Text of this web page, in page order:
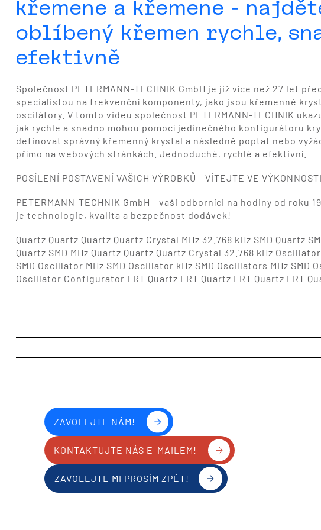
křemene a křemene -
oblíbený křemen rychle,
efektivně
Společnost PETERMANN-TECHNIK GmbH je již více než 27 let
specialistou na frekvenční komponenty, jako jsou křemenné
oscilátory. V tomto videu společnost PETERMANN-TECHNIK
jak rychle a snadno mohou pomocí jedinečného konfigurátoru
definovat správný křemenný krystal a následně poptat nebo
přímo na webových stránkách. Jednoduché, rychlé a efektivní.
POSÍLENÍ POSTAVENÍ VAŠICH VÝROBKŮ - VÍTEJTE VE
PETERMANN-TECHNIK GmbH - vaši odborníci na hodiny od roku
je technologie, kvalita a bezpečnost dodávek!
Quartz Quartz Quartz Quartz Crystal MHz 32.768 kHz SMD Quartz
Quartz SMD MHz Quartz Quartz Quartz Crystal 32.768 kHz
SMD Oscillator MHz SMD Oscillator kHz SMD Oscillators MHz SMD
Oscillator Configurator LRT Quartz LRT Quartz LRT Quartz LRT
ZAVOLEJTE NÁM!
KONTAKTUJTE NÁS E-MAILEM!
ZAVOLEJTE MI PROSÍM ZPĚT!